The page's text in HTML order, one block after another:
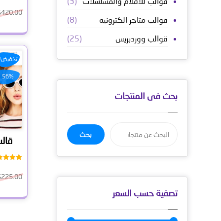
420.00
225.00
تخفيض!
56%
قوالب متاجر الكترونية
(8)
قوالب ووردبريس
(25)
بحث فى المنتجات
بحث
تصفية حسب السعر